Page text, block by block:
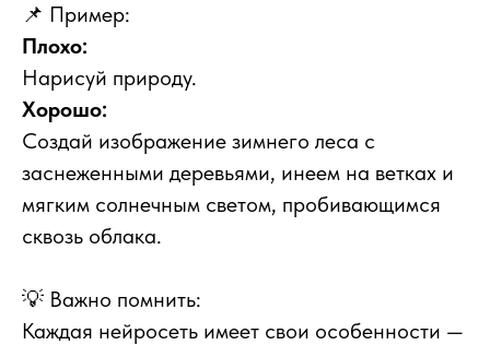
📌 Пример:
Плохо:
Нарисуй природу.
Хорошо:
Создай изображение зимнего леса с
заснеженными деревьями, инеем на ветках и
мягким солнечным светом, пробивающимся
сквозь облака.
💡 Важно помнить:
Каждая нейросеть имеет свои особенности —